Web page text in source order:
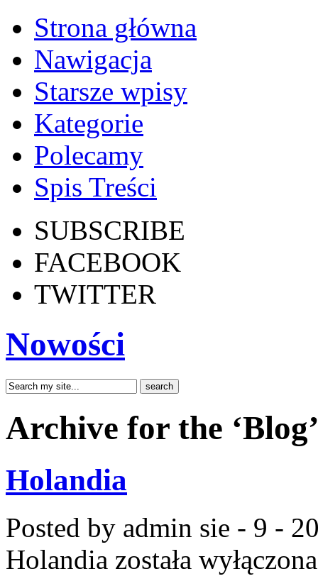
Strona główna
Nawigacja
Starsze wpisy
Kategorie
Polecamy
Spis Treści
SUBSCRIBE
FACEBOOK
TWITTER
Nowości
Archive for the
Holandia
Posted by admin sie - 9 -
Holandia została wyłączona